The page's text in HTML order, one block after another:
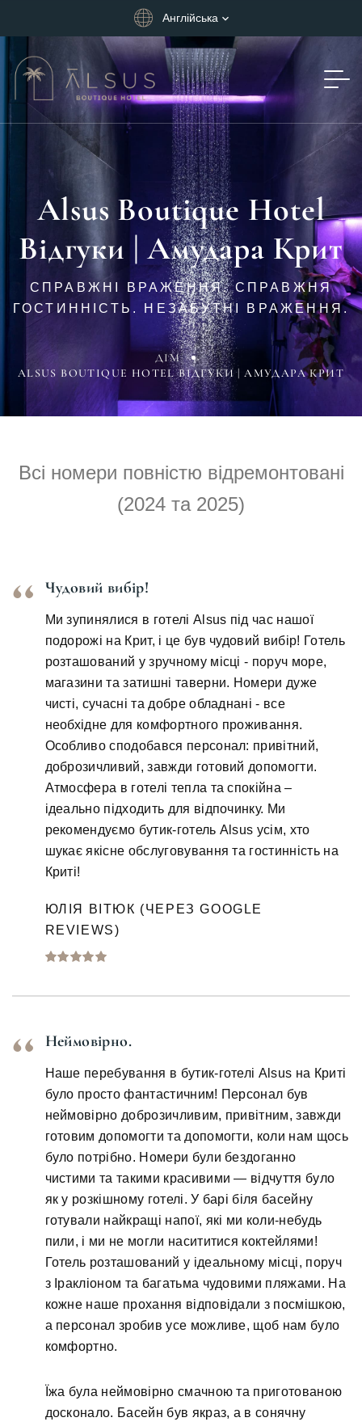
Англійська
Alsus Boutique Hotel
Відгуки | Амудара Крит
СПРАВЖНІ ВРАЖЕННЯ. СПРАВЖНЯ
ГОСТИННІСТЬ. НЕЗАБУТНІ ВРАЖЕННЯ.
ДІМ
ALSUS BOUTIQUE HOTEL ВІДГУКИ | АМУДАРА КРИТ
Всі номери повністю відремонтовані
(2024 та 2025)
Чудовий вибір!
Ми зупинялися в готелі Alsus під час нашої
подорожі на Крит, і це був чудовий вибір! Готель
розташований у зручному місці - поруч море,
магазини та затишні таверни. Номери дуже
чисті, сучасні та добре обладнані - все
необхідне для комфортного проживання.
Особливо сподобався персонал: привітний,
доброзичливий, завжди готовий допомогти.
Атмосфера в готелі тепла та спокійна –
ідеально підходить для відпочинку. Ми
рекомендуємо бутик-готель Alsus усім, хто
шукає якісне обслуговування та гостинність на
Криті!
ЮЛІЯ ВІТЮК (ЧЕРЕЗ GOOGLE
REVIEWS)
Неймовірно.
Наше перебування в бутик-готелі Alsus на Криті
було просто фантастичним! Персонал був
неймовірно доброзичливим, привітним, завжди
готовим допомогти та допомогти, коли нам щось
було потрібно. Номери були бездоганно
чистими та такими красивими — відчуття було
як у розкішному готелі. У барі біля басейну
готували найкращі напої, які ми коли-небудь
пили, і ми не могли насититися коктейлями!
Готель розташований у ідеальному місці, поруч
з Іракліоном та багатьма чудовими пляжами. На
кожне наше прохання відповідали з посмішкою,
а персонал зробив усе можливе, щоб нам було
комфортно.
Їжа була неймовірно смачною та приготованою
досконало. Басейн був якраз, а в сонячну